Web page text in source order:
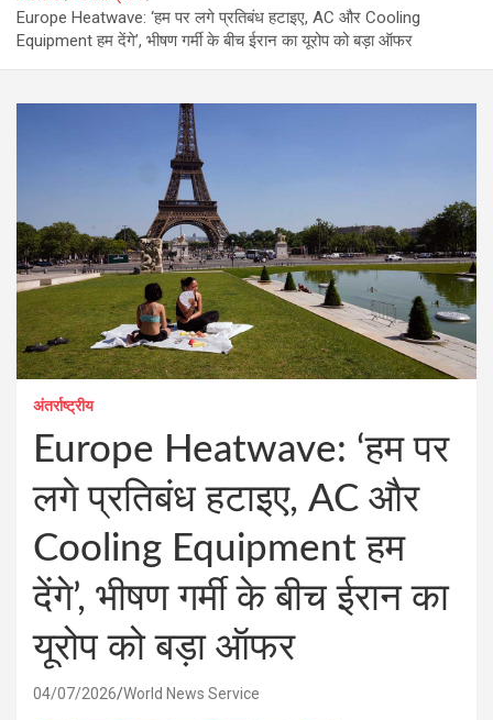
Europe Heatwave: ‘हम पर लगे प्रतिबंध हटाइए, AC और Cooling
Equipment हम देंगे’, भीषण गर्मी के बीच ईरान का यूरोप को बड़ा ऑफर
अंतर्राष्ट्रीय
Europe Heatwave: ‘हम पर
लगे प्रतिबंध हटाइए, AC और
Cooling Equipment हम
देंगे’, भीषण गर्मी के बीच ईरान का
यूरोप को बड़ा ऑफर
04/07/2026 World News Service